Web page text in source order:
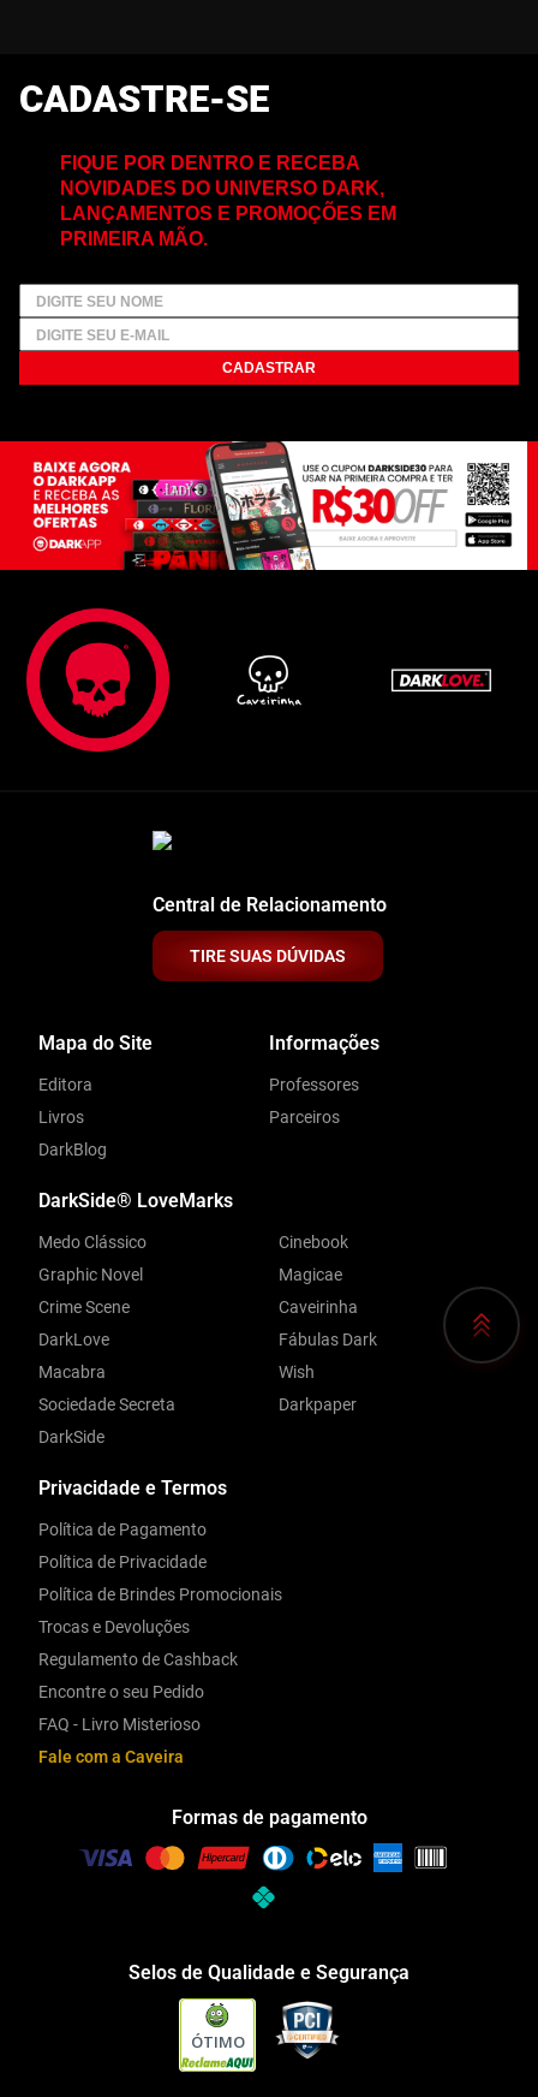
CADASTRE-SE
FIQUE POR DENTRO E RECEBA
NOVIDADES DO UNIVERSO DARK,
LANÇAMENTOS E PROMOÇÕES EM
PRIMEIRA MÃO.
CADASTRAR
Central de Relacionamento
TIRE SUAS DÚVIDAS
Privacidade e Termos
Política de Pagamento
Política de Privacidade
Política de Brindes Promocionais
Trocas e Devoluções
Regulamento de Cashback
Encontre o seu Pedido
FAQ - Livro Misterioso
Fale com a Caveira
Mapa do Site
Editora
Livros
DarkBlog
Informações
Professores
Parceiros
DarkSide® LoveMarks
Medo Clássico
Graphic Novel
Crime Scene
DarkLove
Macabra
Sociedade Secreta
DarkSide
Cinebook
Magicae
Caveirinha
Fábulas Dark
Wish
Darkpaper
Formas de pagamento
Selos de Qualidade e Segurança
ÓTIMO